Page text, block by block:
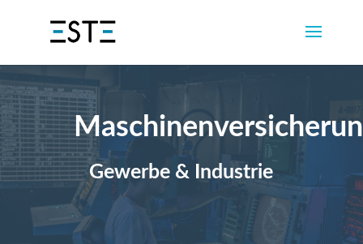
Gewerbe & Industrie